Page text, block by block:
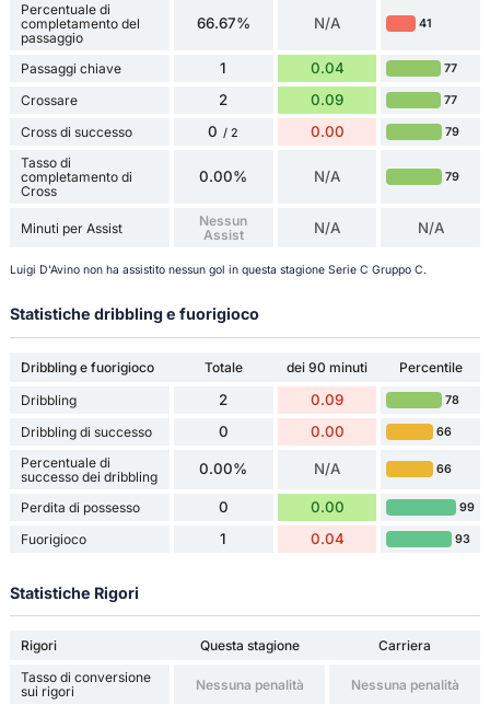
Percentuale di
completamento del
passaggio
66.67% N/A 41
Passaggi chiave 1 0.04 77
Crossare 2 0.09 77
Cross di successo 0 / 2 0.00 79
Tasso di
completamento di
Cross
0.00% N/A 79
Minuti per Assist
Nessun
Assist
N/A N/A
Luigi D'Avino non ha assistito nessun gol in questa stagione Serie C Gruppo C.
Statistiche dribbling e fuorigioco
Dribbling e fuorigioco Totale dei 90 minuti
Percentile
Dribbling
2 0.09 78
Dribbling di successo 0 0.00 66
Percentuale di
successo dei dribbling
0.00% N/A 66
Perdita di possesso 0 0.00 99
Fuorigioco 1 0.04 93
Statistiche Rigori
Rigori Questa stagione
Carriera
Tasso di conversione
sui rigori
Nessuna penalità Nessuna penalità